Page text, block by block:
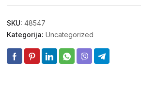
SKU: 48547
Kategorija: Uncategorized